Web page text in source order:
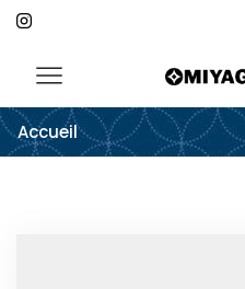
Accueil